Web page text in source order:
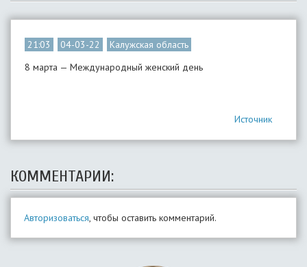
21:03 04-03-22
Калужская область
8 марта — Международный женский день
Источник
КОММЕНТАРИИ:
Авторизоваться, чтобы оставить комментарий.